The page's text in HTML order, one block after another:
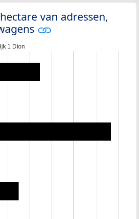
van adressen,
1 Dion